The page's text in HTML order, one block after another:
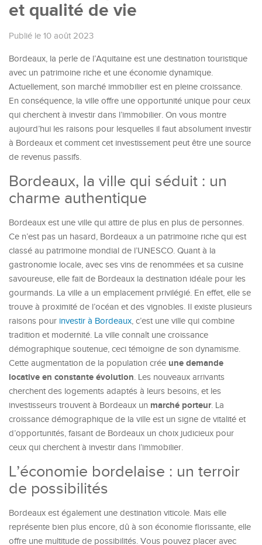
et qualité de vie
Publié le 10 août 2023
Bordeaux, la perle de l’Aquitaine est une destination touristique
avec un patrimoine riche et une économie dynamique.
Actuellement, son marché immobilier est en pleine croissance.
En conséquence, la ville offre une opportunité unique pour ceux
qui cherchent à investir dans l’immobilier. On vous montre
aujourd’hui les raisons pour lesquelles il faut absolument investir
à Bordeaux et comment cet investissement peut être une source
de revenus passifs.
Bordeaux, la ville qui séduit : un
charme authentique
Bordeaux est une ville qui attire de plus en plus de personnes.
Ce n’est pas un hasard, Bordeaux a un patrimoine riche qui est
classé au patrimoine mondial de l’UNESCO. Quant à la
gastronomie locale, avec ses vins de renommées et sa cuisine
savoureuse, elle fait de Bordeaux la destination idéale pour les
gourmands. La ville a un emplacement privilégié. En effet, elle se
trouve à proximité de l’océan et des vignobles. Il existe plusieurs
raisons pour investir à Bordeaux, c’est une ville qui combine
tradition et modernité. La ville connaît une croissance
démographique soutenue, ceci témoigne de son dynamisme.
Cette augmentation de la population crée une demande
locative en constante évolution. Les nouveaux arrivants
cherchent des logements adaptés à leurs besoins, et les
investisseurs trouvent à Bordeaux un marché porteur. La
croissance démographique de la ville est un signe de vitalité et
d’opportunités, faisant de Bordeaux un choix judicieux pour
ceux qui cherchent à investir dans l’immobilier.
L’économie bordelaise : un terroir
de possibilités
Bordeaux est également une destination viticole. Mais elle
représente bien plus encore, dû à son économie florissante, elle
offre une multitude de possibilités. Vous pouvez placer avec